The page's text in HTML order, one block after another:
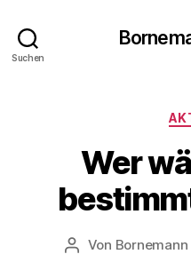
Suchen
Wer
Beitragsautor
Von Bornemann